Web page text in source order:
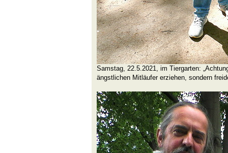
Samstag, 22.5.2021, im Tiergarten:
ängstlichen Mitläufer erziehen, sondern